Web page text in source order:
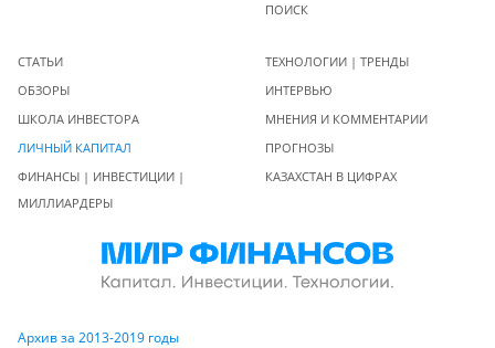
ПОИСК
СТАТЬИ
ОБЗОРЫ
ШКОЛА ИНВЕСТОРА
ЛИЧНЫЙ КАПИТАЛ
ФИНАНСЫ | ИНВЕСТИЦИИ |
МИЛЛИАРДЕРЫ
ТЕХНОЛОГИИ | ТРЕНДЫ
ИНТЕРВЬЮ
МНЕНИЯ И КОММЕНТАРИИ
ПРОГНОЗЫ
КАЗАХСТАН В ЦИФРАХ
Архив за 2013-2019 годы